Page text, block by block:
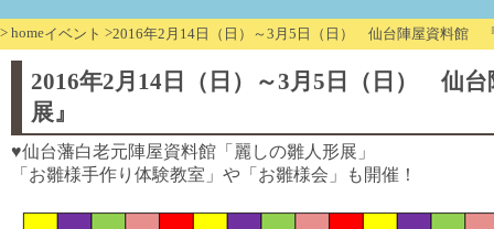
> homeイベント >2016年2月14日（日）～3月5日（日） 仙台陣屋資料館
2016年2月14日（日）～3月5日（日） 仙
展』
♥仙台藩白老元陣屋資料館「麗しの雛人形展」
「お雛様手作り体験教室」や「お雛様会」も開催！